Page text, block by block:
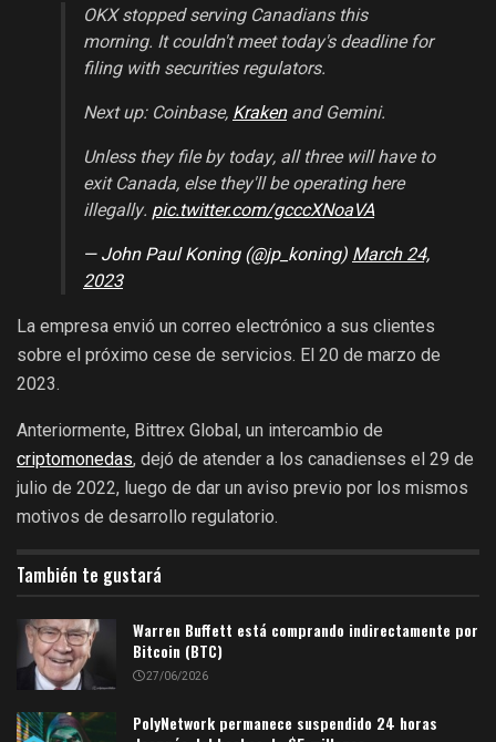
OKX stopped serving Canadians this
morning. It couldn't meet today's deadline for
filing with securities regulators.
Next up: Coinbase, Krakenand Gemini.
Unless they file by today, all three will have to
exit Canada, else they'll be operating here
illegally. pic.twitter.com/gcccXNoaVA
— John Paul Koning (@jp_koning) March 24,
2023
La empresa envió un correo electrónico a sus clientes
sobre el próximo cese de servicios. El 20 de marzo de
2023.
Anteriormente, Bittrex Global, un intercambio de
criptomonedas, dejó de atender a los canadienses el 29 de
julio de 2022, luego de dar un aviso previo por los mismos
motivos de desarrollo regulatorio.
También te gustará
Warren Buffett está comprando indirectamente por
Bitcoin (BTC)
27/06/2026
PolyNetwork permanece suspendido 24 horas